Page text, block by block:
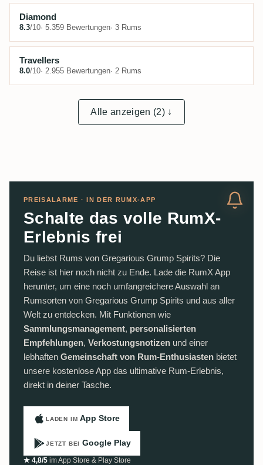
Diamond
8.3/10· 5.359 Bewertungen· 3 Rums
Travellers
8.0/10· 2.955 Bewertungen· 2 Rums
Alle anzeigen (2) ↓
PREISALARME · IN DER RUMX-APP
Schalte das volle RumX-
Erlebnis frei
Du liebst Rums von Gregarious Grump Spirits? Die
Reise ist hier noch nicht zu Ende. Lade die RumX App
herunter, um eine noch umfangreichere Auswahl an
Rumsorten von Gregarious Grump Spirits und aus aller
Welt zu entdecken. Mit Funktionen wie
Sammlungsmanagement, personalisierten
Empfehlungen, Verkostungsnotizen und einer
lebhaften Gemeinschaft von Rum-Enthusiasten bietet
unsere kostenlose App das ultimative Rum-Erlebnis,
direkt in deiner Tasche.
LADEN IM App Store
JETZT BEI Google Play
★ 4,8/5 im App Store & Play Store